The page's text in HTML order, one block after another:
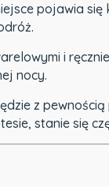
pojawia
i
nocy.
z
stanie się